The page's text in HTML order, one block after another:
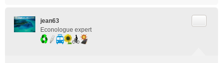
jean63
Econologue expert